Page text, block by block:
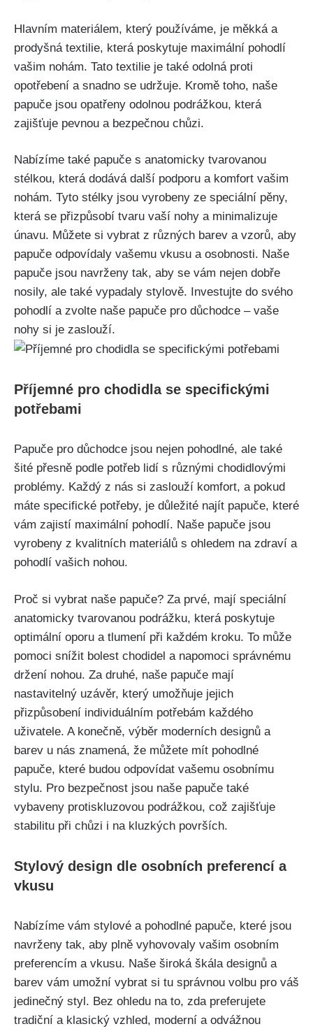
Hlavním materiálem, který používáme, je měkká a
prodyšná textilie, která poskytuje maximální ​pohodlí
vašim nohám. Tato textilie je také ‍odolná⁤ proti
opotřebení a snadno se ⁢udržuje. Kromě toho, naše
papuče jsou opatřeny odolnou podrážkou, která
zajišťuje pevnou a bezpečnou ⁢chůzi.
Nabízíme⁢ také papuče s anatomicky tvarovanou
stélkou, která dodává další‌ podporu a komfort vašim
nohám.​ Tyto stélky jsou vyrobeny‌ ze speciální pěny,
která se přizpůsobí tvaru vaší nohy a minimalizuje
⁤únavu. ⁢Můžete si vybrat​ z různých barev ‍a vzorů, aby
papuče⁤ odpovídaly vašemu vkusu a ⁣osobnosti. Naše
papuče⁢ jsou navrženy⁢ tak, aby se vám nejen dobře
nosily, ale také vypadaly ‍stylově. Investujte​ do svého
pohodlí a zvolte naše‍ papuče pro ​důchodce​ – vaše
nohy si⁣ je zaslouží.
Příjemné pro chodidla se specifickými
potřebami
Papuče⁤ pro důchodce jsou nejen pohodlné, ale také
šité přesně podle potřeb​ lidí ⁣s různými ‌chodidlovými
problémy. Každý z nás si zaslouží komfort, ⁢a pokud
máte specifické potřeby, je důležité najít papuče, které
vám zajistí maximální pohodlí. Naše papuče jsou
⁢vyrobeny z kvalitních materiálů s ohledem na zdraví a
pohodlí ​vašich nohou.
Proč si vybrat naše‌ papuče? Za prvé, mají speciální
anatomicky tvarovanou podrážku, která‍ poskytuje‍
optimální oporu a tlumení při každém kroku.​ To může
pomoci‌ snížit bolest chodidel a napomoci správnému
držení nohou. Za druhé, naše papuče mají
nastavitelný uzávěr, který umožňuje jejich
přizpůsobení ​individuálním potřebám každého
uživatele. ‌A konečně, výběr moderních designů a
barev u nás​ znamená, že⁢ můžete mít pohodlné
papuče, které budou odpovídat vašemu‌ osobnímu
stylu. Pro bezpečnost jsou⁤ naše papuče ⁣také
vybaveny protiskluzovou podrážkou, což zajišťuje
stabilitu při chůzi i na kluzkých površích.
Stylový design dle osobních preferencí a
⁣vkusu
Nabízíme vám stylové ‌a pohodlné papuče, které jsou
navrženy tak, aby⁢ plně vyhovovaly vašim⁢ osobním
preferencím a vkusu. Naše široká škála designů a
barev vám umožní vybrat si tu​ správnou volbu pro ⁣váš
jedinečný styl. Bez ohledu na to, zda ​preferujete
tradiční a klasický vzhled, moderní ‌a odvážnou